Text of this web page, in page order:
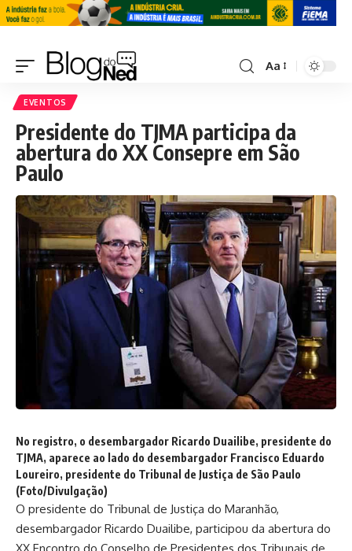
Aa
EVENTOS
Presidente do TJMA participa da
abertura do XX Consepre em São
Paulo
No registro, o desembargador Ricardo Duailibe, presidente do
TJMA, aparece ao lado do desembargador Francisco Eduardo
Loureiro, presidente do Tribunal de Justiça de São Paulo
(Foto/Divulgação)
O presidente do Tribunal de Justiça do Maranhão,
desembargador Ricardo Duailibe, participou da abertura do